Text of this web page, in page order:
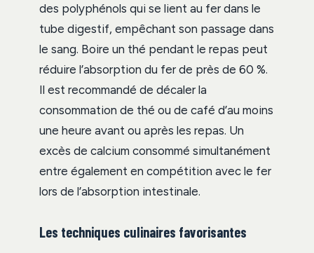
des polyphénols qui se lient au fer dans le
tube digestif, empêchant son passage dans
le sang. Boire un thé pendant le repas peut
réduire l’absorption du fer de près de 60 %.
Il est recommandé de décaler la
consommation de thé ou de café d’au moins
une heure avant ou après les repas. Un
excès de calcium consommé simultanément
entre également en compétition avec le fer
lors de l’absorption intestinale.
Les techniques culinaires favorisantes